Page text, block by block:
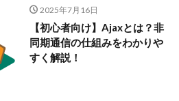
2025年7月16日
【初心者向け】Ajaxとは？非
同期通信の仕組みをわかりや
すく解説！